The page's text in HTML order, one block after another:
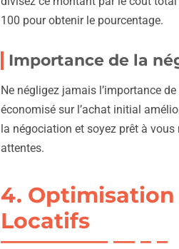
100 pour obtenir le pourcentage.
Importance de la
Ne négligez jamais l’importance
économisé sur l’achat initial
la négociation et soyez prêt à
attentes.
4. Optimisation
Locatifs